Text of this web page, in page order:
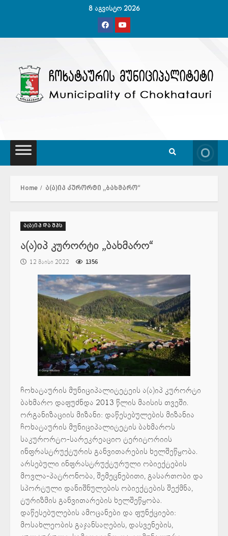
8 აგვისტო 2026
Home ა(ა)იპ კურორტი ,,ბახმარო“
ა(ა)იპ და შპს
ა(ა)იპ კურორტი ,,ბახმარო“
12 მაისი 2022 1356
ჩოხატაურის მუნიციპალიტეტეის ა(ა)იპ კურორტი
ბახმარო დაფუძნდა 2013 წლის მაისის თვეში.
ორგანიზაციის მიზანი: დაწესებულების მიზანია
ჩოხატაურის მუნიციპალიტეტის ბახმაროს
საკურორტო-სარეკრეაციო ტერიტორიის
ინფრასტრუქტურის განვითარების ხელშეწყობა.
არსებული ინფრასტრუქტურული ობიექტების
მოვლა-პატრონობა, შემეცნებითი, გასართობი და
სპორტული დანიშნულების ობიექტების შექმნა,
ტურიზმის განვითარების ხელშეწყობა.
დაწესებულების ამოცანები და ფუნქციები:
მოსახლეობის გაჯანსაღების, დასვენების,